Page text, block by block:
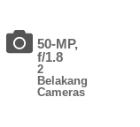
50-MP,
f/1.8
2
Belakang
Cameras